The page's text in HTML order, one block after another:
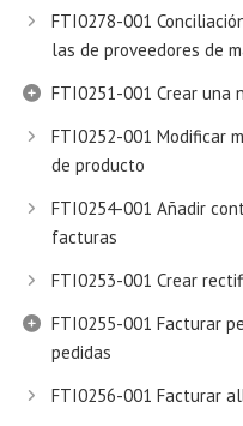
FTI0278-001
las de proveedores de
FTI0251-001 Crear una
FTI0252-001 Modificar
de producto
FTI0254-001 Añadir
facturas
FTI0253-001 Crear
FTI0255-001 Facturar
pedidas
FTI0256-001 Facturar